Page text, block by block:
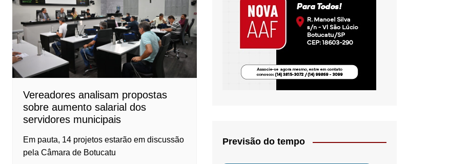
Oscar D’Ambrosio- Crítica
de cinema
Coluna Jurídica
Chico Villela
Daniel Carvalho
João Cury
Vereadores analisam propostas
sobre aumento salarial dos
servidores municipais
Em pauta, 14 projetos estarão em discussão
pela Câmara de Botucatu
Previsão do tempo